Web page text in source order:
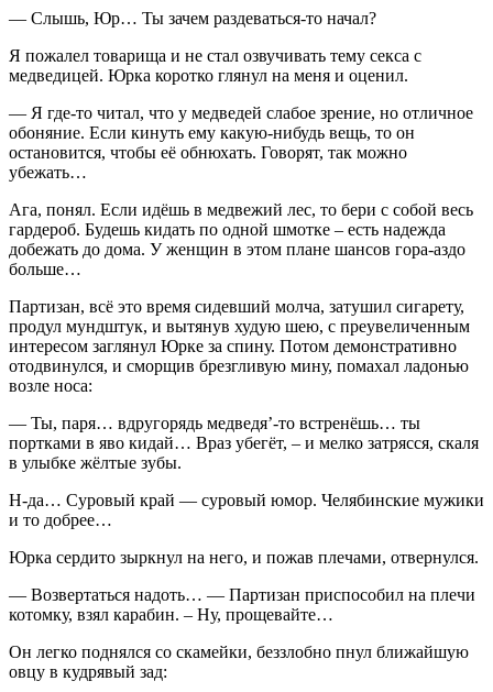
— Слышь, Юр… Ты зачем раздеваться-то начал?
Я пожалел товарища и не стал озвучивать тему секса с
медведицей. Юрка коротко глянул на меня и оценил.
— Я где-то читал, что у медведей слабое зрение, но отличное
обоняние. Если кинуть ему какую-нибудь вещь, то он
остановится, чтобы её обнюхать. Говорят, так можно
убежать…
Ага, понял. Если идёшь в медвежий лес, то бери с собой весь
гардероб. Будешь кидать по одной шмотке – есть надежда
добежать до дома. У женщин в этом плане шансов гора-аздо
больше…
Партизан, всё это время сидевший молча, затушил сигарету,
продул мундштук, и вытянув худую шею, с преувеличенным
интересом заглянул Юрке за спину. Потом демонстративно
отодвинулся, и сморщив брезгливую мину, помахал ладонью
возле носа:
— Ты, паря… вдругорядь медведя’-то встренёшь… ты
портками в яво кидай… Враз убегёт, – и мелко затрясся, скаля
в улыбке жёлтые зубы.
Н-да… Суровый край — суровый юмор. Челябинские мужики
и то добрее…
Юрка сердито зыркнул на него, и пожав плечами, отвернулся.
— Возвертаться надоть… — Партизан приспособил на плечи
котомку, взял карабин. – Ну, прощевайте…
Он легко поднялся со скамейки, беззлобно пнул ближайшую
овцу в кудрявый зад: